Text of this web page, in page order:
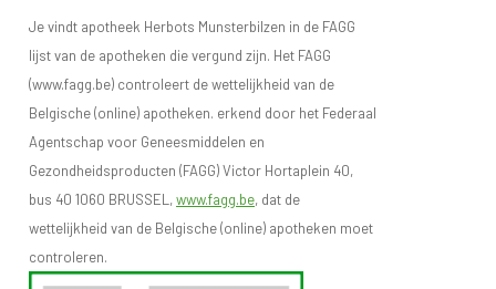
Je vindt apotheek Herbots Munsterbilzen in de FAGG
lijst van de apotheken die vergund zijn. Het FAGG
(www.fagg.be) controleert de wettelijkheid van de
Belgische (online) apotheken. erkend door het Federaal
Agentschap voor Geneesmiddelen en
Gezondheidsproducten (FAGG) Victor Hortaplein 40,
bus 40 1060 BRUSSEL,www.fagg.be, dat de
wettelijkheid van de Belgische (online) apotheken moet
controleren.